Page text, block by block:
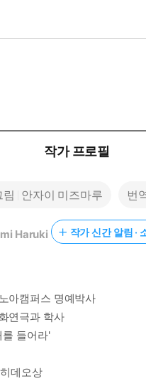
한 일러스트로 사랑받아온
」를 위해 그린 총 20점의
스나 그랜드 펑크였던 것 같
루 타계 10주기(2024년)를
감각을 물씬 발산하는 그
만큼 멋진 여름.
감촉을 즐겼다.
가기 위해 한여름 아르바이
아달라는 사장의 부탁에 마
오랜 시간 공들여 잔디를 깎
원에는 대부분 잔디가 길게
고 햇빛이 일대를 가득 채우
작가 프로필
림 안자이 미즈마루 번
Haruki 작가 신간 알림 ·
아캠퍼스 명예박사
연극과 학사
를 들어라'
데오상